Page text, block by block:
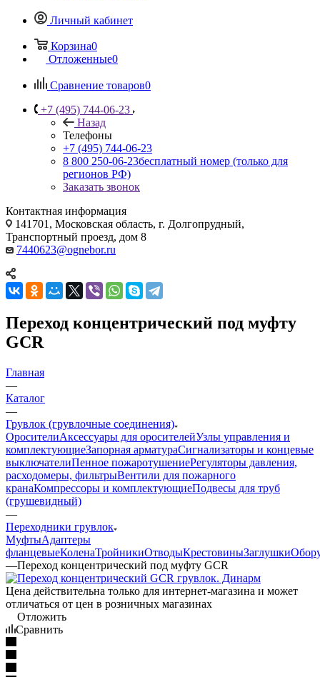
Личный кабинет
Корзина0
Отложенные0
Сравнение товаров0
+7 (495) 744-06-23
Назад
Телефоны
+7 (495) 744-06-23
8 800 250-06-23бесплатный номер (только для
регионов РФ)
Заказать звонок
Контактная информация
141701, Московская область, г. Долгопрудный,
Транспортный проезд, дом 8
7440623@ognebor.ru
Переход концентрический под муфту
GCR
Главная
—
Каталог
—
Грувлок (грувлочные соединения)
ОросителиАксессуары для оросителейУзлы управления и
комплектующиеЗапорная арматураСигнализаторы и концевые
выключателиПенное пожаротушениеРегуляторы давления,
расходомеры, фильтрыВентили для пожарного
кранаКомпрессоры и комплектующиеПодвесы для труб
(грушевидный)
—
Переходники грувлок
МуфтыАдаптеры
фланцевыеКоленаТройникиОтводыКрестовиныЗаглушки
—Переход концентрический под муфту GCR
Цена действительна только для интернет-магазина и может
отличаться от цен в розничных магазинах
Отложить
Сравнить